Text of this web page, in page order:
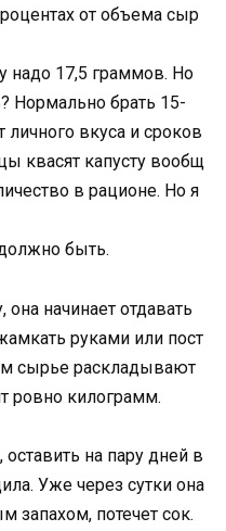
от объема сыр
надо 17,5 граммов. Но
Нормально брать 15-
вкуса и сроков
квасят капусту вообщ
в рационе. Но я
быть.
начинает отдавать
руками или пост
сырье раскладывают
ровно килограмм.
на пару дней в
Уже через сутки она
запахом, потечет сок.